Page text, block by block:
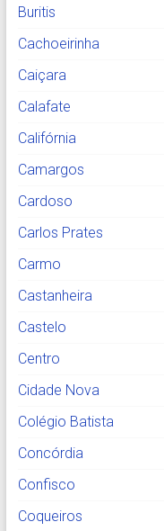
Buritis
Cachoeirinha
Caiçara
Calafate
Califórnia
Camargos
Cardoso
Carlos Prates
Carmo
Castanheira
Castelo
Centro
Cidade Nova
Colégio Batista
Concórdia
Confisco
Coqueiros